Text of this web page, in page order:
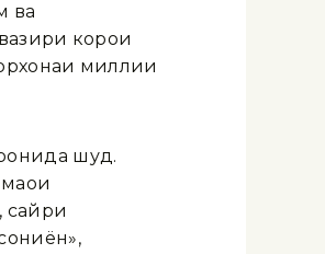
ва
корҳои
миллии
шуд.
сайри